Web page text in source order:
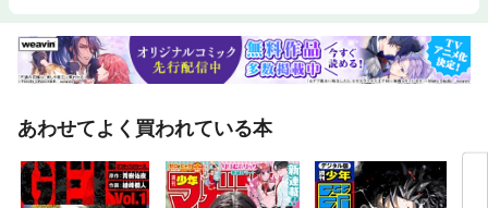
あわせてよく買われている本